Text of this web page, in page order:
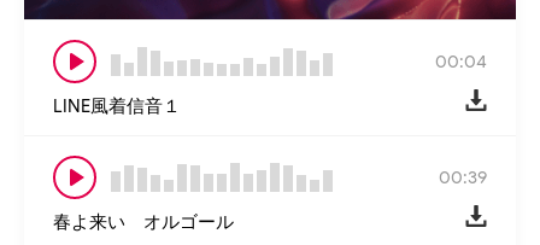
00:04
LINE風着信音１
00:39
春よ来い オルゴール